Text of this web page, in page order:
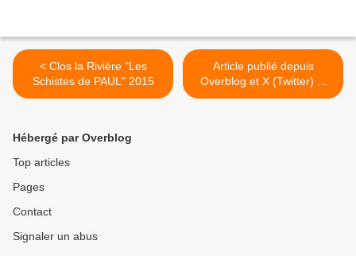
< Clos la Rivière "Les
Schistes de PAUL" 2015
Article publié depuis
Overblog et X (Twitter) et
Facebook >
Hébergé par Overblog
Top articles
Pages
Contact
Signaler un abus